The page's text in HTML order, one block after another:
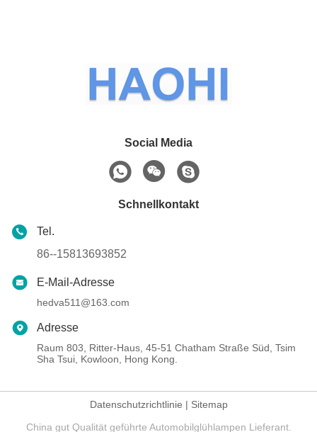
Social Media
Schnellkontakt
Tel.
86--15813693852
E-Mail-Adresse
hedva511@163.com
Adresse
Raum 803, Ritter-Haus, 45-51 Chatham Straße Süd, Tsim
Sha Tsui, Kowloon, Hong Kong.
Datenschutzrichtlinie | Sitemap
China gut Qualität geführte Automobilglühlampen Lieferant.